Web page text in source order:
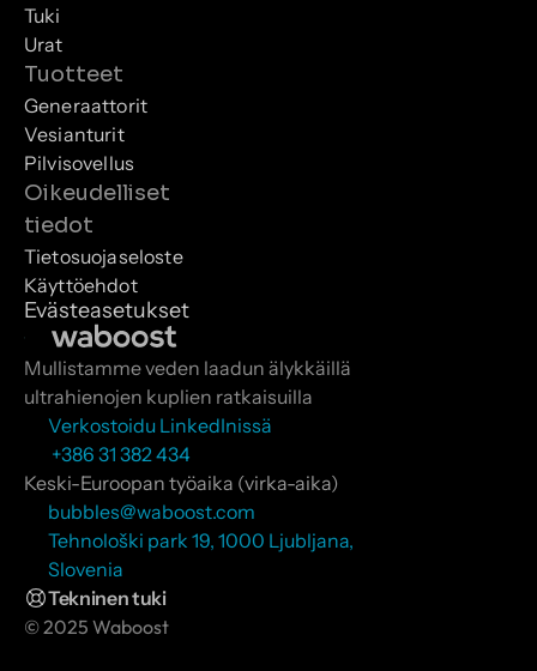
Mullistamme veden laadun älykkäillä
ultrahienojen kuplien ratkaisuilla
Verkostoidu LinkedInissä
+386 31 382 434
Keski-Euroopan työaika (virka-aika)
bubbles@waboost.com
Tehnološki park 19, 1000 Ljubljana,
Slovenia
Tekninen tuki
© 2025 Waboost
Tuki
Urat
Tuotteet
Generaattorit
Vesianturit
Pilvisovellus
Oikeudelliset
tiedot
Tietosuojaseloste
Käyttöehdot
Evästeasetukset